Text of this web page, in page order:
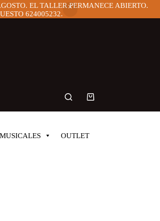
EL TALLER PERMANECE ABIERTO.
624005232.
Carro
OUTLET